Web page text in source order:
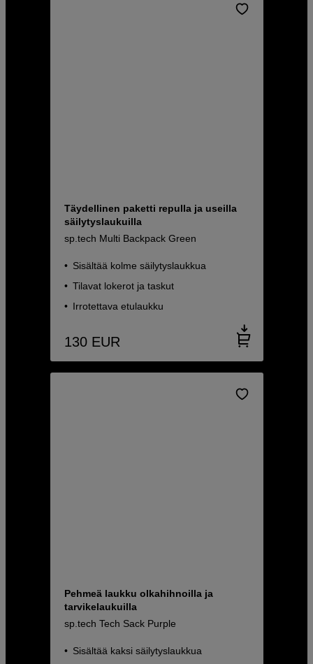
Täydellinen paketti repulla ja useilla
säilytyslaukuilla
sp.tech Multi Backpack Green
Sisältää kolme säilytyslaukkua
Tilavat lokerot ja taskut
Irrotettava etulaukku
130 EUR
Pehmeä laukku olkahihnoilla ja
tarvikelaukuilla
sp.tech Tech Sack Purple
Sisältää kaksi säilytyslaukkua